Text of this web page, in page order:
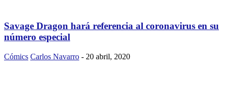
Savage Dragon hará referencia al coronavirus en su
número especial
Cómics Carlos Navarro - 20 abril, 2020